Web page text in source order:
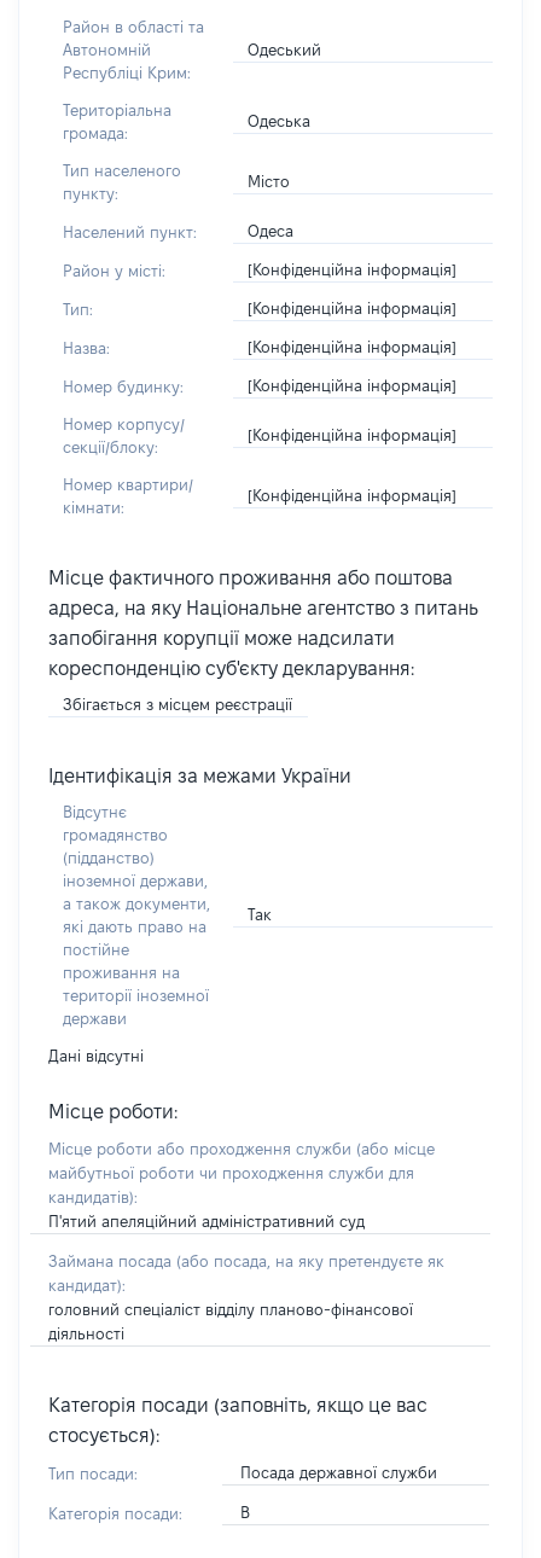
Район в області та
Автономній
Республіці Крим:
Одеський
Територіальна
громада:
Одеська
Тип населеного
пункту:
Місто
Населений пункт: Одеса
Район у місті: [Конфіденційна інформація]
Тип: [Конфіденційна інформація]
Назва: [Конфіденційна інформація]
Номер будинку: [Конфіденційна інформація]
Номер корпусу/
секції/блоку:
[Конфіденційна інформація]
Номер квартири/
кімнати:
[Конфіденційна інформація]
Місце фактичного проживання або поштова
адреса, на яку Національне агентство з питань
запобігання корупції може надсилати
кореспонденцію суб'єкту декларування:
Збігається з місцем реєстрації
Ідентифікація за межами України
Відсутнє
громадянство
(підданство)
іноземної держави,
а також документи,
які дають право на
постійне
проживання на
території іноземної
держави
Так
Дані відсутні
Місце роботи:
Місце роботи або проходження служби (або місце
майбутньої роботи чи проходження служби для
кандидатів):
П'ятий апеляційний адміністративний суд
Займана посада (або посада, на яку претендуєте як
кандидат):
головний спеціаліст відділу планово-фінансової
діяльності
Категорія посади (заповніть, якщо це вас
стосується):
Тип посади: Посада державної служби
Категорія посади: В